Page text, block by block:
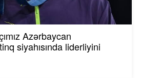
Azərbaycan
siyahısında liderliyini